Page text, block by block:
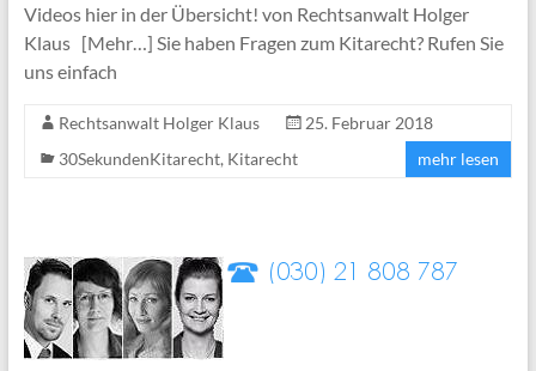
Videos hier in der Übersicht! von Rechtsanwalt Holger
Klaus [Mehr…] Sie haben Fragen zum Kitarecht? Rufen Sie
uns einfach
Rechtsanwalt Holger Klaus
25. Februar 2018
30SekundenKitarecht, Kitarecht mehr lesen